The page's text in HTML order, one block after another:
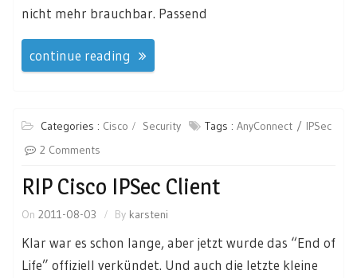
nicht mehr brauchbar. Passend
continue reading
Categories : Cisco Security Tags : AnyConnect
IPSec
2 Comments
RIP Cisco IPSec Client
On 2011-08-03 By karsteni
Klar war es schon lange, aber jetzt wurde das “End of
Life” offiziell verkündet. Und auch die letzte kleine